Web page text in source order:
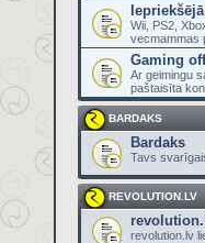
Wii, PS2,
vecmammas
Gaming
Ar geimingu
paštaisīta
BARDAKS
Bardaks
Tavs
REVOLUTION.LV
revolution.lv